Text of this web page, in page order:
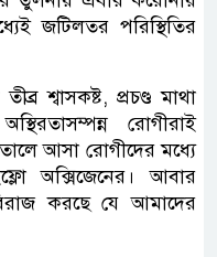
জটিলতর পরিস্থিতির
শ্বাসকষ্ট, প্রচণ্ড মাথা
রোগীরাই
আসা রোগীদের মধ্যে
অক্সিজেনের। আবার
করছে যে আমাদের